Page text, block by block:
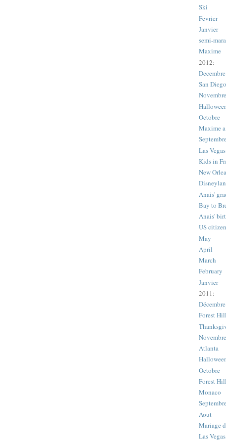
Ski
Fevrier
Janvier
semi-
Maxime
2012:
Decembre
San Diego
Novembre
Octobre
Maxime
Septembre
Las Vegas
Kids in
New
Anais'
Bay to
Anais'
US citizen
May
April
March
February
Janvier
2011:
Décembre
Forest
Novembre
Atlanta
Octobre
Forest
Monaco
Septembre
Aout
Mariage
Las